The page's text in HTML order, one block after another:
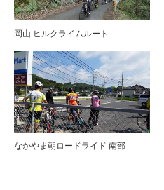
岡山 ヒルクライムルート
なかやま朝ロードライド 南部